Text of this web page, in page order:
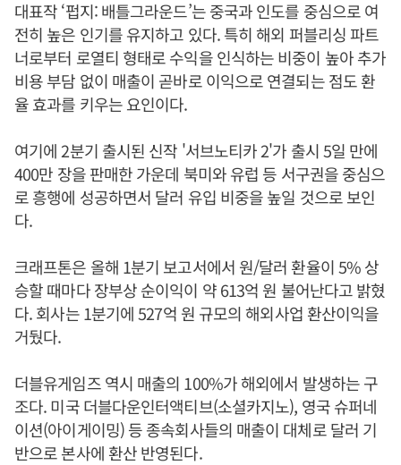
대표작 ‘펍지: 배틀그라운드’는 중국과 인도를 중심으로 여
전히 높은 인기를 유지하고 있다. 특히 해외 퍼블리싱 파트
너로부터 로열티 형태로 수익을 인식하는 비중이 높아 추가
비용 부담 없이 매출이 곧바로 이익으로 연결되는 점도 환
율 효과를 키우는 요인이다.
여기에 2분기 출시된 신작 '서브노티카 2'가 출시 5일 만에
400만 장을 판매한 가운데 북미와 유럽 등 서구권을 중심으
로 흥행에 성공하면서 달러 유입 비중을 높일 것으로 보인
다.
크래프톤은 올해 1분기 보고서에서 원/달러 환율이 5% 상
승할 때마다 장부상 순이익이 약 613억 원 불어난다고 밝혔
다. 회사는 1분기에 527억 원 규모의 해외사업 환산이익을
거뒀다.
더블유게임즈 역시 매출의 100%가 해외에서 발생하는 구
조다. 미국 더블다운인터액티브(소셜카지노), 영국 슈퍼네
이션(아이게이밍) 등 종속회사들의 매출이 대체로 달러 기
반으로 본사에 환산 반영된다.